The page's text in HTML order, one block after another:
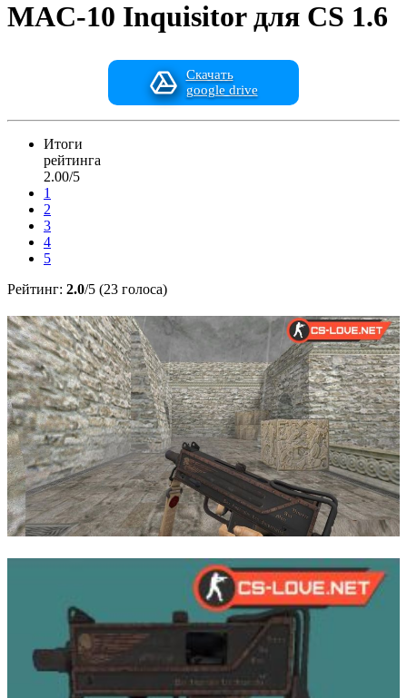
MAC-10 Inquisitor для CS 1.6
Скачать
google drive
Итоги
рейтинга
2.00/5
1
2
3
4
5
Рейтинг: 2.0/5 (23 голоса)